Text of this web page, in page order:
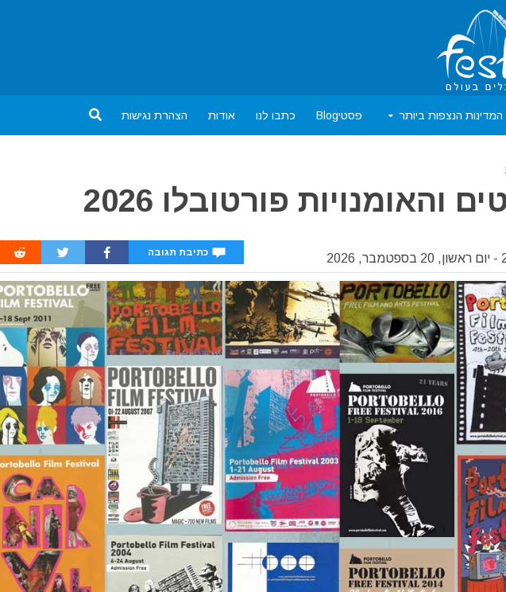
המדינות הנצפות ביותר פסטיBlog כתבו לנו אודות הצהרת נגישות
פורטובלו 2026
כתיבת תגובה